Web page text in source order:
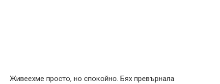
Живеехме просто, но спокойно. Бях превърнала